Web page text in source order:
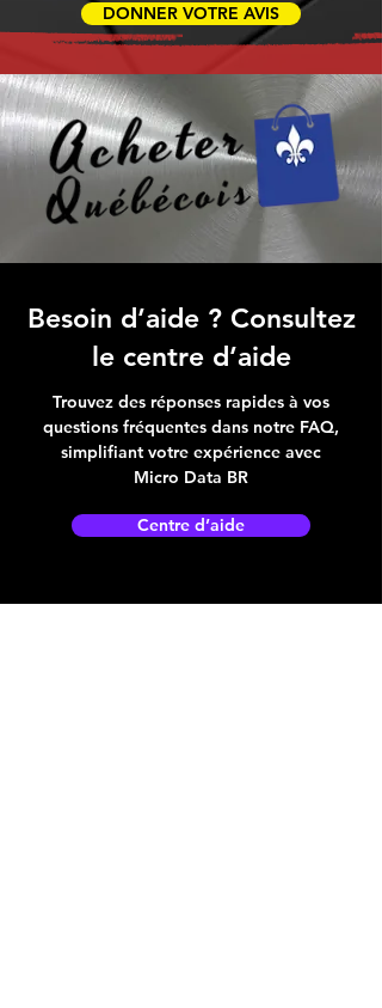
DONNER VOTRE AVIS
Besoin d’aide ? Consultez
le centre d’aide
Trouvez des réponses rapides à vos
questions fréquentes dans notre FAQ,
simplifiant votre expérience avec
Micro Data BR
Centre d’aide